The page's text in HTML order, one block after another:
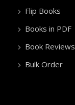
Flip Books
Books in PDF
Book Reviews
Bulk Order